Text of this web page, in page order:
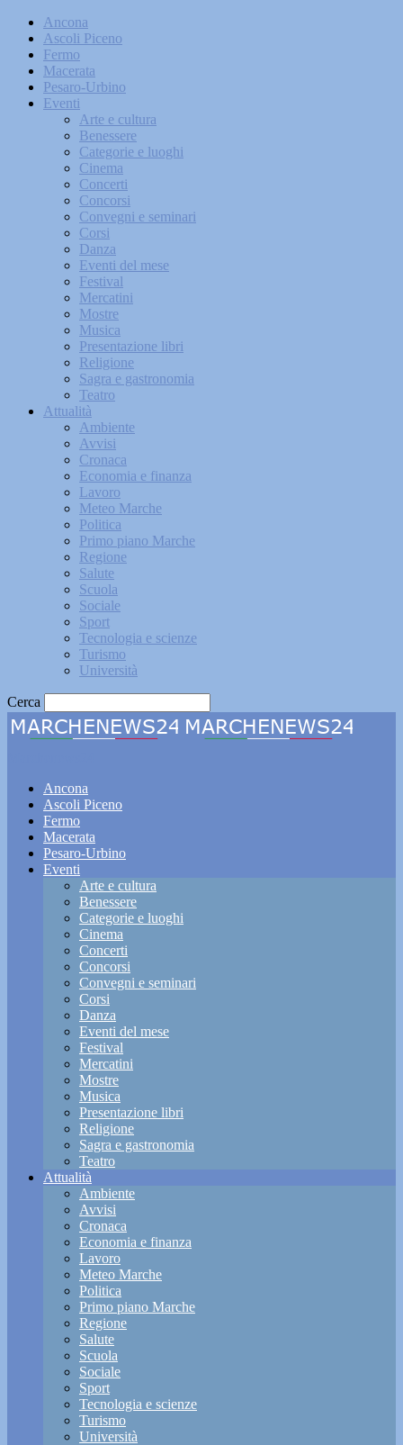
Ancona
Ascoli Piceno
Fermo
Macerata
Pesaro-Urbino
Eventi
Arte e cultura
Benessere
Categorie e luoghi
Cinema
Concerti
Concorsi
Convegni e seminari
Corsi
Danza
Eventi del mese
Festival
Mercatini
Mostre
Musica
Presentazione libri
Religione
Sagra e gastronomia
Teatro
Attualità
Ambiente
Avvisi
Cronaca
Economia e finanza
Lavoro
Meteo Marche
Politica
Primo piano Marche
Regione
Salute
Scuola
Sociale
Sport
Tecnologia e scienze
Turismo
Università
Cerca
Ancona
Ascoli Piceno
Fermo
Macerata
Pesaro-Urbino
Eventi
Arte e cultura
Benessere
Categorie e luoghi
Cinema
Concerti
Concorsi
Convegni e seminari
Corsi
Danza
Eventi del mese
Festival
Mercatini
Mostre
Musica
Presentazione libri
Religione
Sagra e gastronomia
Teatro
Attualità
Ambiente
Avvisi
Cronaca
Economia e finanza
Lavoro
Meteo Marche
Politica
Primo piano Marche
Regione
Salute
Scuola
Sociale
Sport
Tecnologia e scienze
Turismo
Università